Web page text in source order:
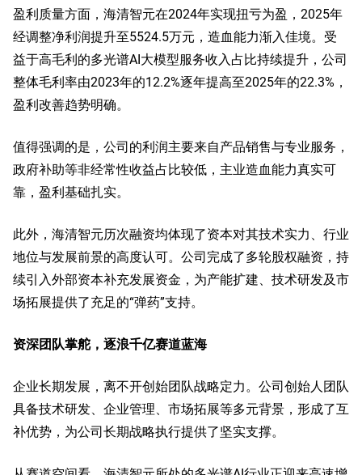
盈利质量方面，海清智元在2024年实现扭亏为盈，2025年
经调整净利润提升至5524.5万元，造血能力渐入佳境。受
益于高毛利的多光谱AI大模型服务收入占比持续提升，公司
整体毛利率由2023年的12.2%逐年提高至2025年的22.3%，
盈利改善趋势明确。
值得强调的是，公司的利润主要来自产品销售与专业服务，
政府补助等非经常性收益占比较低，主业造血能力真实可
靠，盈利基础扎实。
此外，海清智元历次融资均体现了资本对其技术实力、行业
地位与发展前景的高度认可。公司完成了多轮股权融资，持
续引入外部资本补充发展资金，为产能扩建、技术研发及市
场拓展提供了充足的“弹药”支持。
资深团队掌舵，逐浪千亿赛道蓝海
企业长期发展，离不开创始团队战略定力。公司创始人团队
具备技术研发、企业管理、市场拓展等多元背景，形成了互
补优势，为公司长期战略执行提供了坚实支撑。